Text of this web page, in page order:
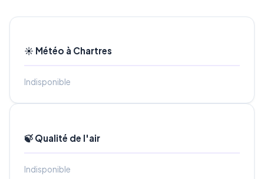
☀️ Météo à Chartres
Indisponible
🍃 Qualité de l'air
Indisponible